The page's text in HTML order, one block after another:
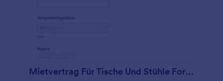
Mietvertrag Für Tische Und Stühle Formular